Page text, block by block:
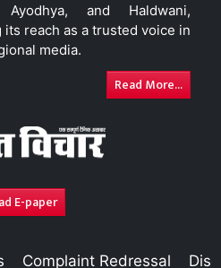
Ayodhya, and Haldwani,
reach as a trusted voice in
media.
Read More...
E-paper
Complaint Redressal